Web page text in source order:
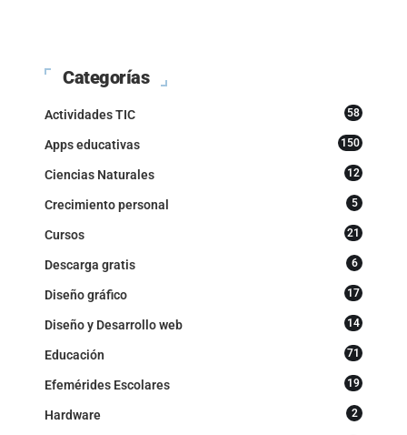
Categorías
Actividades TIC 58
Apps educativas 150
Ciencias Naturales 12
Crecimiento personal 5
Cursos 21
Descarga gratis 6
Diseño gráfico 17
Diseño y Desarrollo web 14
Educación 71
Efemérides Escolares 19
Hardware 2